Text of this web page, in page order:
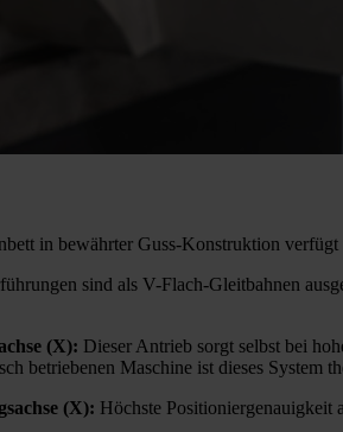
B®-Beschichtung
Führungen
in bewährter Guss-Konstruktion
sind als V-Flach-Gleitbahnen
(X): Dieser Antrieb sorgt selbst bei
betriebenen Maschine ist dieses System
(X): Höchste Positioniergenauigkeit